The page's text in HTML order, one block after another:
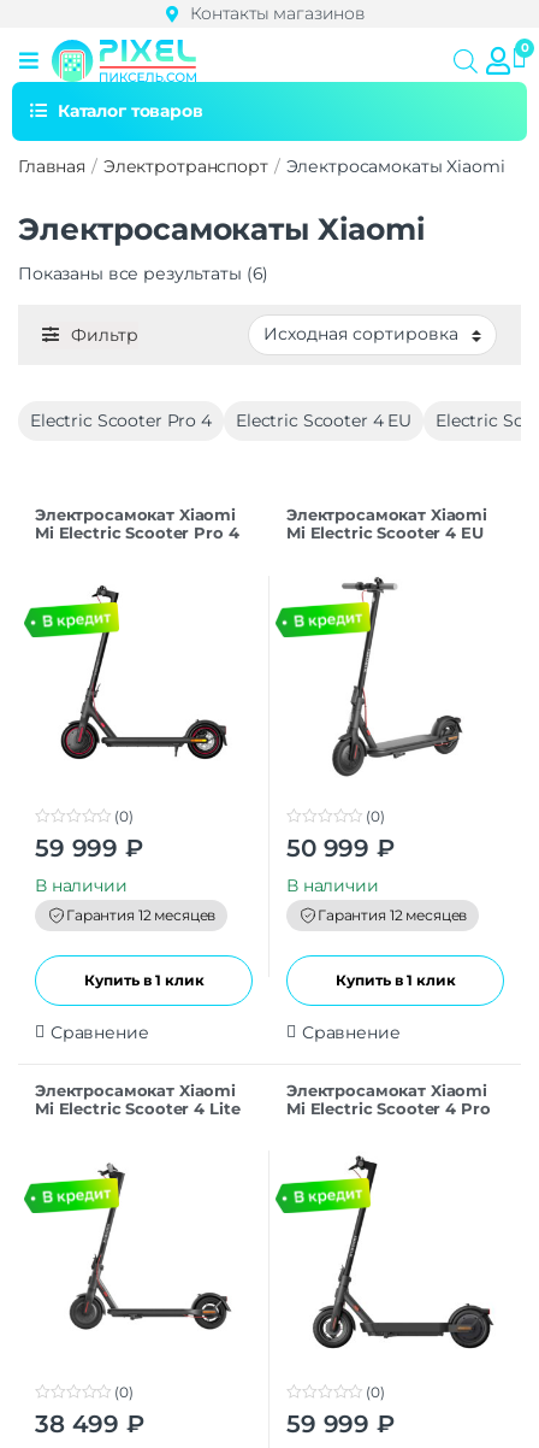
Контакты магазинов
Каталог товаров
Главная Электротранспорт Электросамокаты Xiaomi
Электросамокаты Xiaomi
Показаны все результаты (6)
Фильтр
Electric Scooter Pro 4 Electric Scooter 4 EU Electric
Электросамокат Xiaomi
Mi Electric Scooter Pro 4
0
o
t
o
f
5
(0)
59 999 ₽
В наличии
Гарантия 12 месяцев
Купить в 1 клик
Сравнение
Электросамокат Xiaomi
Mi Electric Scooter 4 EU
0
o
t
o
f
5
(0)
50 999 ₽
В наличии
Гарантия 12 месяцев
Купить в 1 клик
Сравнение
Электросамокат Xiaomi
Mi Electric Scooter 4 Lite
0
o
(0)
38 499 ₽
Электросамокат Xiaomi
Mi Electric Scooter 4 Pro
0
o
(0)
59 999 ₽